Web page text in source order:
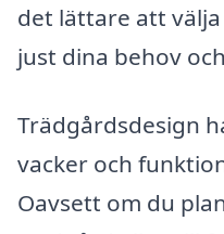
det lättare att
just dina behov
Trädgårdsdesign
vacker och
Oavsett om du